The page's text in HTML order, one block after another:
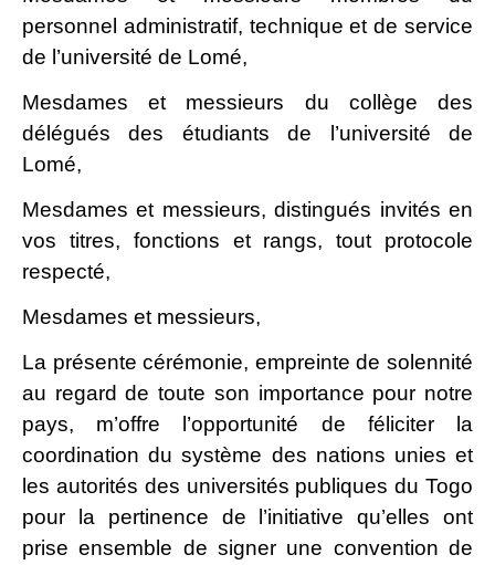
personnel administratif, technique et de service
de l’université de Lomé,
Mesdames et messieurs du collège des
délégués des étudiants de l’université de
Lomé,
Mesdames et messieurs, distingués invités en
vos titres, fonctions et rangs, tout protocole
respecté,
Mesdames et messieurs,
La présente cérémonie, empreinte de solennité
au regard de toute son importance pour notre
pays, m’offre l’opportunité de féliciter la
coordination du système des nations unies et
les autorités des universités publiques du Togo
pour la pertinence de l’initiative qu’elles ont
prise ensemble de signer une convention de